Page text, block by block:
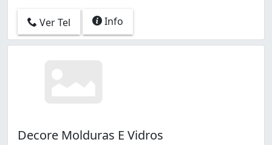
Ver Tel Info
Decore Molduras E Vidros